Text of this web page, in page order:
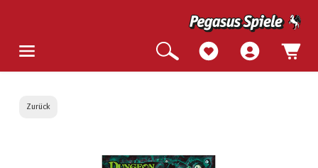
Zurück
Bildergalerie überspringen